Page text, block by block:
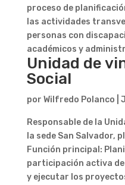
proceso de
las actividades
personas con
académicos y
Unidad de
Social
por Wilfredo Polanco
Responsable de la
la sede San Salvador,
Función principal:
participación activa
y ejecutar los